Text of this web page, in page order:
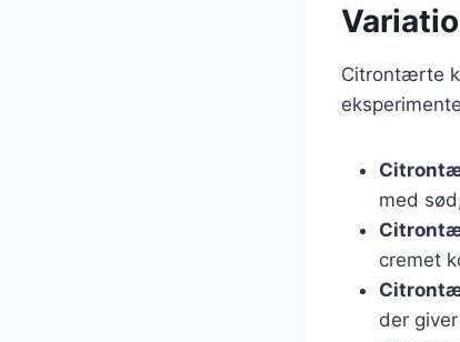
Citrontærte
med
cremet
der